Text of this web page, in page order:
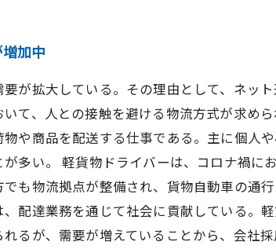
加中
が拡大している。その理由として、ネッ
て、人との接触を避ける物流方式が求め
や商品を配送する仕事である。主に個人
多い。 軽貨物ドライバーは、コロナ禍
も物流拠点が整備され、貨物自動車の通
配達業務を通じて社会に貢献している。
るが、需要が増えていることから、会社